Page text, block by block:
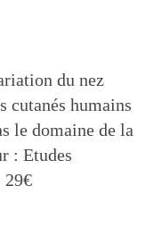
du nez
cutanés humains
le domaine de la
: Etudes
29€